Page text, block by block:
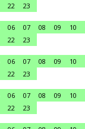
22
23
06 07 08 09 10
22
23
06 07 08 09 10
22
23
06 07 08 09 10
22
23